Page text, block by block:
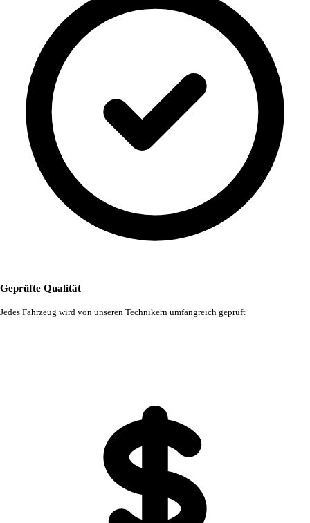
Geprüfte Qualität
Jedes Fahrzeug wird von unseren Technikern umfangreich geprüft